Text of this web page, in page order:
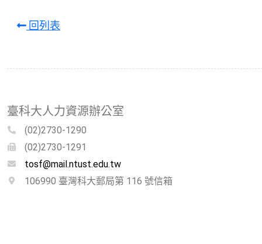
回列表
臺科大人力資源辦公室
(02)2730-1290
(02)2730-1291
tosf@mail.ntust.edu.tw
106990 臺灣科大郵局第 116 號信箱